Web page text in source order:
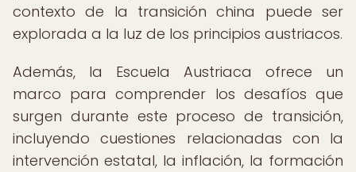
contexto de la transición china puede ser
explorada a la luz de los principios austriacos.
Además, la Escuela Austriaca ofrece un
marco para comprender los desafíos que
surgen durante este proceso de transición,
incluyendo cuestiones relacionadas con la
intervención estatal, la inflación, la formación